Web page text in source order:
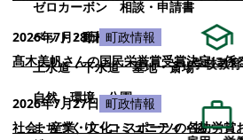
ゼロカーボン
相談・申請書
ペット・動植物
ごみ
上水道・下水道
墓地・斎場
自然・環境・公園
まちづくり・コミュニティ・協
2026年7月28日 町政情報
髙木美帆さんの国民栄誉賞受賞決定に係
2026年7月27日 町政情報
社会・産業・文化・スポーツの各功労
学校教育